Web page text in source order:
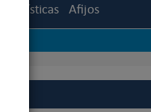
Estadísticas Afijos